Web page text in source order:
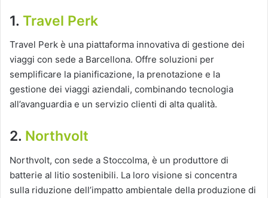
1. Travel Perk
Travel Perk è una piattaforma innovativa di gestione dei
viaggi con sede a Barcellona. Offre soluzioni per
semplificare la pianificazione, la prenotazione e la
gestione dei viaggi aziendali, combinando tecnologia
all’avanguardia e un servizio clienti di alta qualità.
2. Northvolt
Northvolt, con sede a Stoccolma, è un produttore di
batterie al litio sostenibili. La loro visione si concentra
sulla riduzione dell’impatto ambientale della produzione di